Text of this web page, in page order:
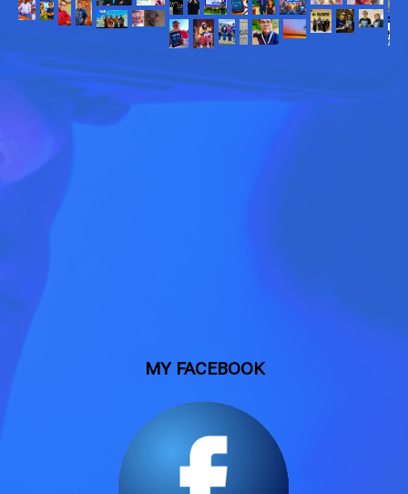
MY FACEBOOK